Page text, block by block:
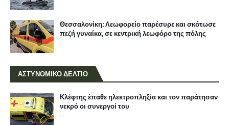
Θεσσαλονίκη: Λεωφορείο παρέσυρε και σκότωσε
πεζή γυναίκα, σε κεντρική λεωφόρο της πόλης
ΑΣΤΥΝΟΜΙΚΟ ΔΕΛΤΙΟ
Κλέφτης έπαθε ηλεκτροπληξία και τον παράτησαν
νεκρό οι συνεργοί του